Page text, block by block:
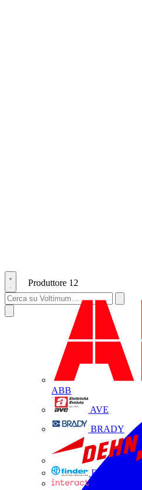
Produttore 12
ABB
AVE
BRADY
FINDER